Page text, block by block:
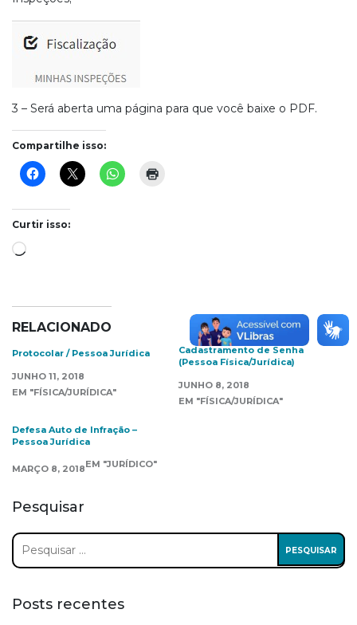
3 – Será aberta uma página para que você baixe o PDF.
Compartilhe isso:
Curtir isso:
Carregando...
RELACIONADO
Protocolar / Pessoa Jurídica
JUNHO 11, 2018
EM "FÍSICA/JURÍDICA"
Cadastramento de Senha
(Pessoa Física/Jurídica)
JUNHO 8, 2018
EM "FÍSICA/JURÍDICA"
Defesa Auto de Infração –
Pessoa Jurídica
MARÇO 8, 2018EM "JURÍDICO"
Pesquisar
Pesquisar
por:
Posts recentes